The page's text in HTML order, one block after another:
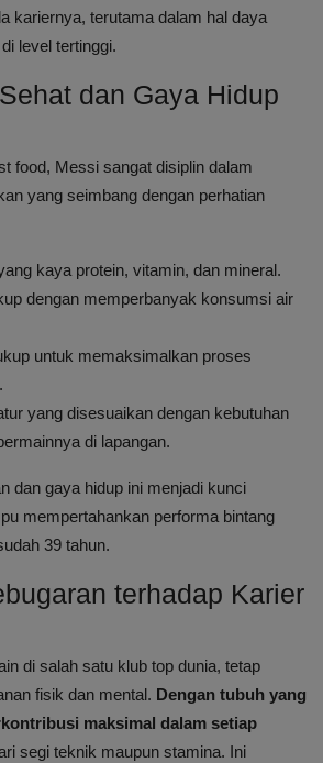
kariernya, terutama dalam hal daya
level tertinggi.
dan Gaya Hidup
food, Messi sangat disiplin dalam
yang seimbang dengan perhatian
kaya protein, vitamin, dan mineral.
dengan memperbanyak konsumsi air
untuk memaksimalkan proses
yang disesuaikan dengan kebutuhan
di lapangan.
dan gaya hidup ini menjadi kunci
mempertahankan performa bintang
39 tahun.
terhadap Karier
di salah satu klub top dunia, tetap
fisik dan mental. Dengan tubuh yang
maksimal dalam setiap
segi teknik maupun stamina. Ini